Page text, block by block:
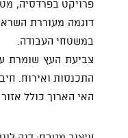
דוגמה מעוררת
במשטחי העבודה.
צביעת העץ שומרת
התכנסות ואירוח.
האי הארוך כולל